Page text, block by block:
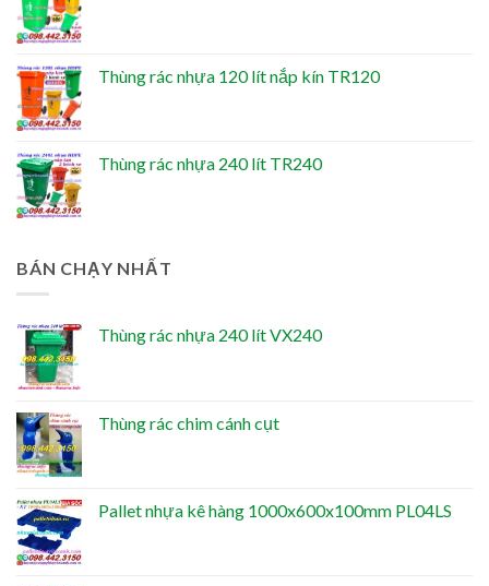
Thùng rác nhựa 120 lít nắp kín TR120
Thùng rác nhựa 240 lít TR240
BÁN CHẠY NHẤT
Thùng rác nhựa 240 lít VX240
Thùng rác chim cánh cụt
Pallet nhựa kê hàng 1000x600x100mm PL04LS